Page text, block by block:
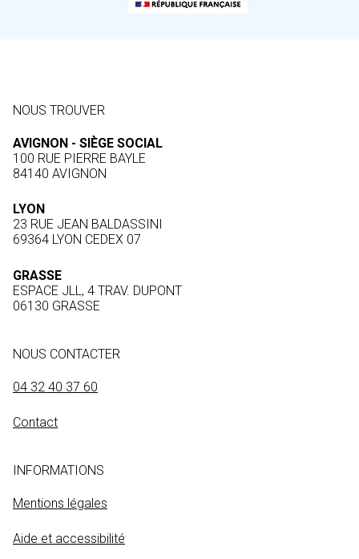
NOUS TROUVER
AVIGNON - SIÈGE SOCIAL
100 RUE PIERRE BAYLE
84140 AVIGNON
LYON
23 RUE JEAN BALDASSINI
69364 LYON CEDEX 07
GRASSE
ESPACE JLL, 4 TRAV. DUPONT
06130 GRASSE
NOUS CONTACTER
04 32 40 37 60
Contact
INFORMATIONS
Mentions légales
Aide et accessibilité